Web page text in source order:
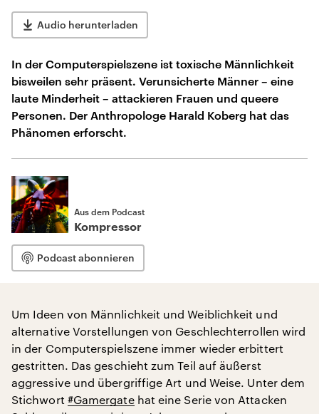
Audio herunterladen
In der Computerspielszene ist toxische Männlichkeit
bisweilen sehr präsent. Verunsicherte Männer – eine
laute Minderheit – attackieren Frauen und queere
Personen. Der Anthropologe Harald Koberg hat das
Phänomen erforscht.
Aus dem Podcast
Kompressor
Podcast abonnieren
Um Ideen von Männlichkeit und Weiblichkeit und
alternative Vorstellungen von Geschlechterrollen wird
in der Computerspielszene immer wieder erbittert
gestritten. Das geschieht zum Teil auf äußerst
aggressive und übergriffige Art und Weise. Unter dem
Stichwort #Gamergatehat eine Serie von Attacken